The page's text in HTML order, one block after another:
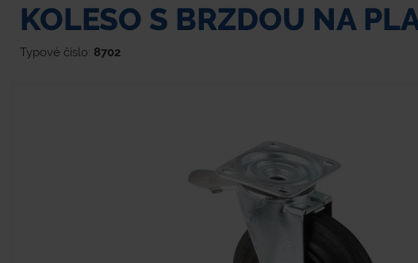
KOLESO S BRZDOU NA
Typové číslo: 8702